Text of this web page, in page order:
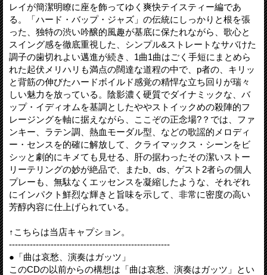
レイが簡潔明瞭に座を飾ってゆく爽快テイスティー編であ
る。「ハード・バップ・ジャズ」の伝統にしっかりと根を張
った、独特の渋い吟醸的風趣が基底に保たれながら、歌心と
スイング感を徹底重視した、シンプル&ストレートなサバけた
調子の歯切れよい邁進が続き、1曲1曲はごく手短にまとめら
れた起伏メリハリも満点の闊達な道程の中で、p者の、キリッ
と背筋の伸びたハードボイルド感覚の精悍な立ち回りが瑞々
しい魅力を放っている。陰影濃く硬質でダイナミックな、バ
ップ・イディオムを基調としたややストイックめの殺陣的フ
レージングを軸に据えながら、ここぞの正念場?？では、ファ
ンキー、ラテン調、熱血モーダル型、などの歌謡的メロディ
ー・センスを的確に解放して、クライマックス・シーンをビ
シッと劇的にキメても見せる、肝の据わったその潔いストー
リーテリングの妙が絶品で、またb、ds、ゲスト2者らの個人
プレーも、無駄なくエッセンスを凝縮したような、それぞれ
にインパクト鮮烈な輝きと旨味を示して、非常に密度の高い
芳醇内容に仕上げられている。
↑こちらは当店キャプション。
------------------------------------------------------
●「曲は哀愁、演奏はガッツ」
このCDの以前からの構想は「曲は哀愁、演奏はガッツ」とい